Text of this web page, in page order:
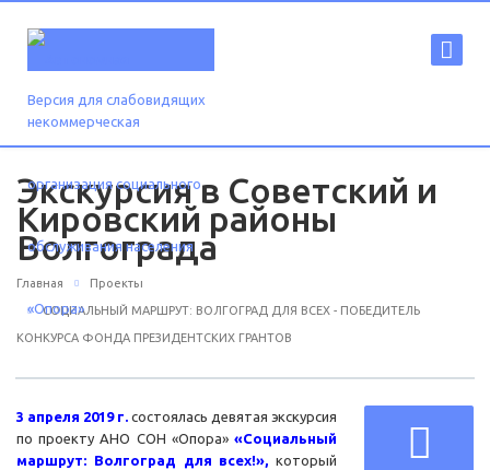
Версия для слабовидящих
Экскурсия в Советский и
Кировский районы
Волгограда
Главная Проекты
СОЦИАЛЬНЫЙ МАРШРУТ: ВОЛГОГРАД ДЛЯ ВСЕХ - ПОБЕДИТЕЛЬ
КОНКУРСА ФОНДА ПРЕЗИДЕНТСКИХ ГРАНТОВ
3 апреля 2019 г. состоялась девятая экскурсия
по проекту АНО СОН «Опора» «Социальный
маршрут: Волгоград для всех!», который